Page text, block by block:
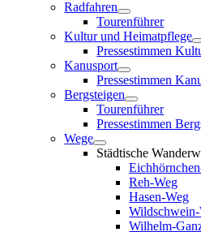
Radfahren
Tourenführer
Kultur und Heimatpflege
Pressestimmen
Kanusport
Pressestimmen
Bergsteigen
Tourenführer
Pressestimmen
Wege
Städtische
Reh-Weg
Hasen-Weg
Wilhelm-